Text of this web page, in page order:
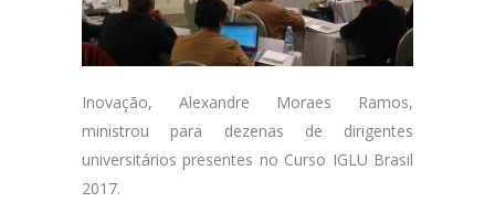
Inovação, Alexandre Moraes Ramos,
ministrou para dezenas de dirigentes
universitários presentes no Curso IGLU Brasil
2017.